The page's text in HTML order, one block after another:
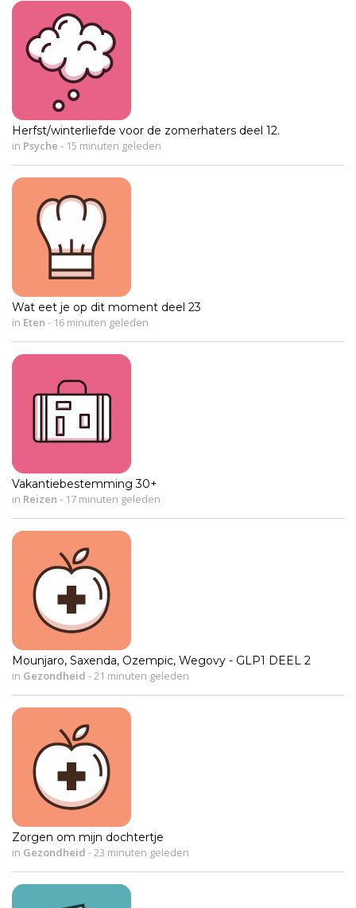
Herfst/winterliefde voor de zomerhaters deel 12.
in Psyche - 15 minuten geleden
Wat eet je op dit moment deel 23
in Eten - 16 minuten geleden
Vakantiebestemming 30+
in Reizen - 17 minuten geleden
Mounjaro, Saxenda, Ozempic, Wegovy - GLP1 DEEL 2
in Gezondheid -21 minuten geleden
Zorgen om mijn dochtertje
in Gezondheid -23 minuten geleden